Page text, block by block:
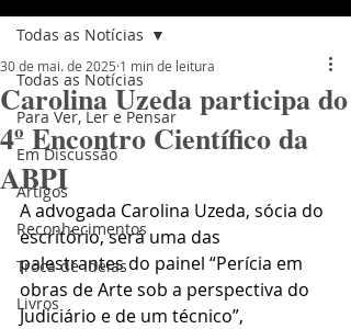
Todas as Notícias
Para Ver, Ler e Pensar
Em Discussão
Artigos
Reconhecimentos
Troca de Ideias
Livros
Todas as Notícias
Carolina Uzeda participa do
4º Encontro Científico da
ABPI
30 de mai. de 2025 1 min de leitura
A advogada Carolina Uzeda, sócia do
escritório, será uma das
palestrantes do painel “Perícia em
obras de Arte sob a perspectiva do
Judiciário e de um técnico”,